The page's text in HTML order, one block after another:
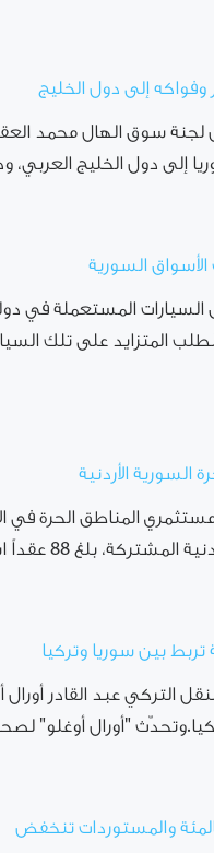
سوق الهال محمد
الخليج العربي، وصلت لـ 272.500
الأسواق السورية
المستعملة في دولة
المتزايد على تلك
المناطق الحرة في
عقداً استثمارياً وتشغيلياً منذ ...
بين سوريا وتركيا
التركي عبد القادر
"أورال أوغلو"